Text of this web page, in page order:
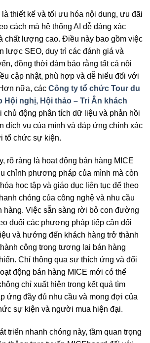
thiết kế và tối ưu hóa nội dung, ưu đãi
cách mà hệ thống AI dễ dàng xác
chất lượng cao. Điều này bao gồm việc
lược SEO, duy trì các đánh giá và
đồng thời đảm bảo rằng tất cả nội
cập nhật, phù hợp và dễ hiểu đối với
nữa, các Công ty tổ chức Tour du
Hội nghị, Hội thảo – Tri Ân khách
chủ động phân tích dữ liệu và phản hồi
dịch vụ của mình và đáp ứng chính xác
tổ chức sự kiện.
rõ ràng là hoạt động bán hàng MICE
chỉnh phương pháp của mình mà còn
học tập và giáo dục liên tục để theo
chóng của công nghệ và nhu cầu
hàng. Việc sẵn sàng rời bỏ con đường
đuổi các phương pháp tiếp cận đổi
và hướng đến khách hàng trở thành
công trong tương lai bán hàng
Chỉ thông qua sự thích ứng và đổi
động bán hàng MICE mới có thể
chỉ xuất hiện trong kết quả tìm
ứng đầy đủ nhu cầu và mong đợi của
sự kiện và người mua hiện đại.
triển nhanh chóng này, tầm quan trọng